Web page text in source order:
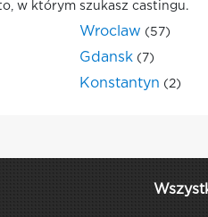
w którym szukasz castingu.
Wroclaw (57)
Gdansk (7)
Konstantyn (2)